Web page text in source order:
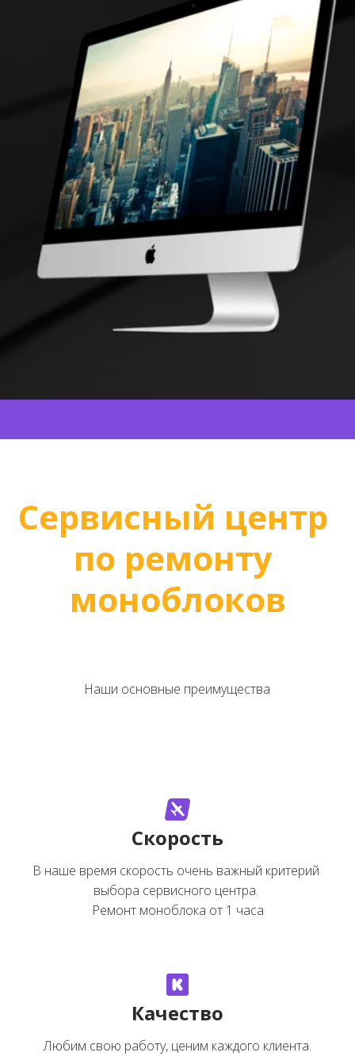
Сервисный центр
по ремонту
моноблоков
Наши основные преимущества
Скорость
В наше время скорость очень важный критерий
выбора сервисного центра.
Ремонт моноблока от 1 часа
Качество
Любим свою работу, ценим каждого клиента.